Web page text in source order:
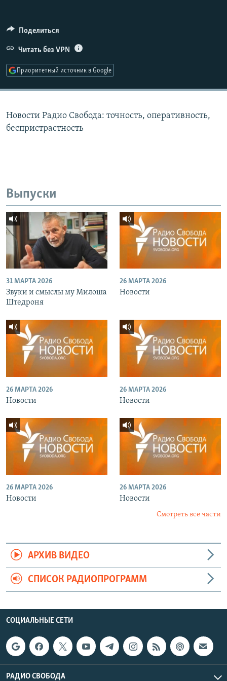
ПОДПИШИТЕСЬ НА РАССЫЛКУ
СОЦИАЛЬНЫЕ СЕТИ
Поделиться
Читать без VPN
Приоритетный источник в Google
Новости Радио Свобода: точность, оперативность,
беспристрастность
Выпуски
31 МАРТА 2026
Звуки и смыслы му Милоша
Штедроня
26 МАРТА 2026
Новости
26 МАРТА 2026
Новости
26 МАРТА 2026
Новости
26 МАРТА 2026
Новости
26 МАРТА 2026
Новости
Смотреть все части
АРХИВ ВИДЕО
СПИСОК РАДИОПРОГРАММ
СОЦИАЛЬНЫЕ СЕТИ
РАДИО СВОБОДА